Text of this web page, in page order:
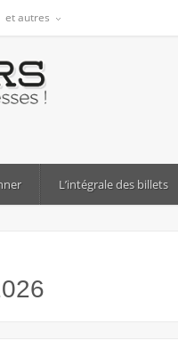
et autres
L’intégrale des billets